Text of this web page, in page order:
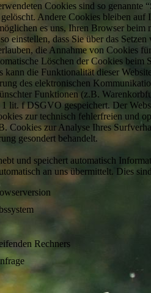
Cookies sind so genannte
Andere Cookies bleiben auf
es uns, Ihren Browser beim
einstellen, dass Sie über das
die Annahme von Cookies
Löschen der Cookies
die Funktionalität dieser
des elektronischen
Funktionen (z.B.
lit. f DSGVO gespeichert. Der
zur technisch fehlerfreien und
Cookies zur Analyse Ihres
gesondert behandelt.
und speichert automatisch
an uns übermittelt. Dies
Rechners